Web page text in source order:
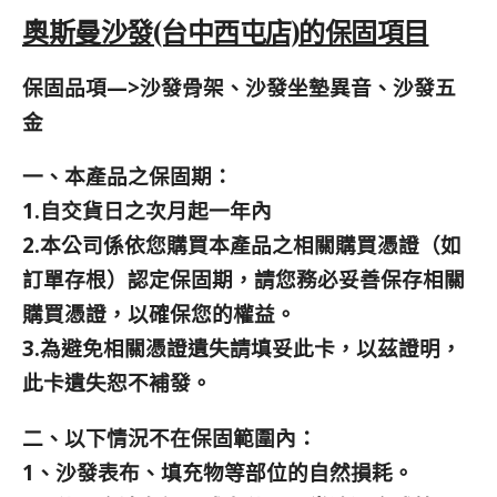
奧斯曼沙發(台中西屯店)的保固項目
保固品項—>沙發骨架、沙發坐墊異音、沙發五
金
一、本產品之保固期：
1.自交貨日之次月起一年內
2.本公司係依您購買本產品之相關購買憑證（如
訂單存根）認定保固期，請您務必妥善保存相關
購買憑證，以確保您的權益。
3.為避免相關憑證遺失請填妥此卡，以茲證明，
此卡遺失恕不補發。
二、以下情況不在保固範圍內：
1、沙發表布、填充物等部位的自然損耗。